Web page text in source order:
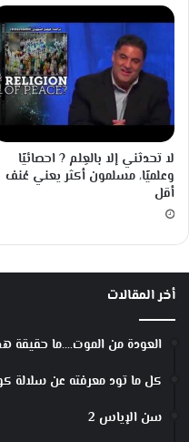
لا تحدثني إلا بالعِلم ? احصائيًا
وعلميًا، مسلمون أكثر يعني عُنف
أقل
أخر المقالات
العودة من الموت….ما حقيقة
كل ما تود معرفته عن سلالة
سن الإياس 2